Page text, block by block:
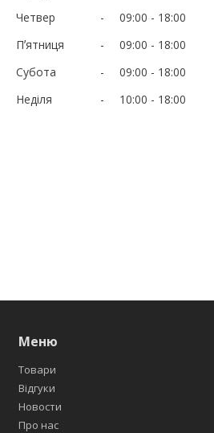
Четвер
09:00
18:00
Пʼятниця
09:00
18:00
Субота
09:00
18:00
Неділя
10:00 18:00
Меню
Товари
Відгуки
Новости
Про нас